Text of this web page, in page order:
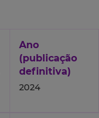
Ano
(publicação
definitiva)
2024